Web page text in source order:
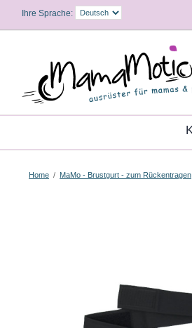
Ihre Sprache:
Home / MaMo - Brustgurt - zum Rückentragen